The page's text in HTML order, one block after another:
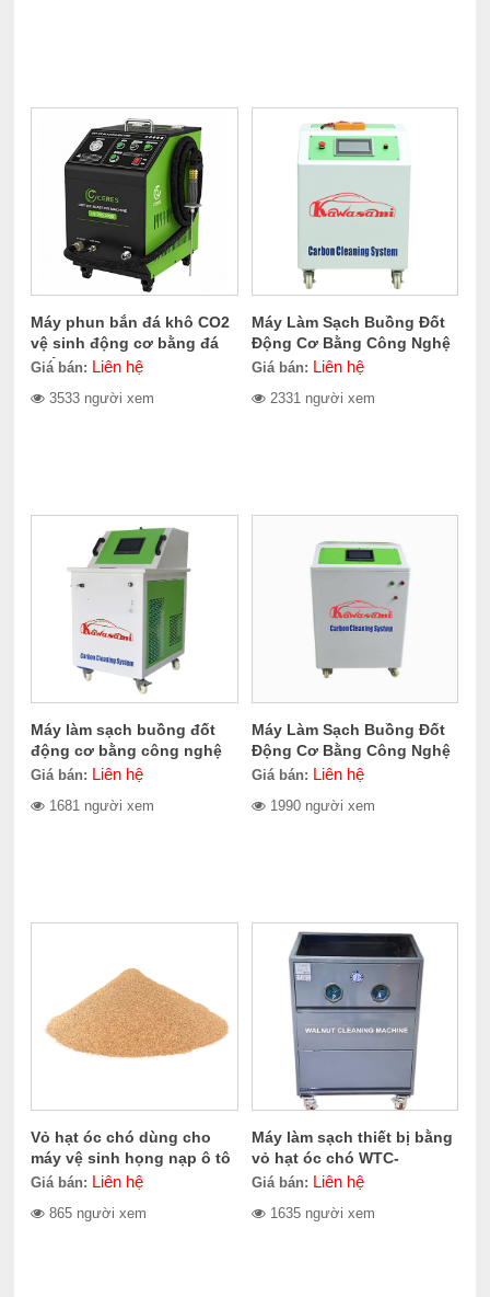
Máy phun bắn đá khô CO2
vệ sinh động cơ bằng đá
khô CERES CER-705.2000
Giá bán: Liên hệ
3533 người xem
Máy Làm Sạch Buồng Đốt
Động Cơ Bằng Công Nghệ
Oxyhydrogen Kawasami
Giá bán: Liên hệ
2331 người xem
Máy làm sạch buồng đốt
động cơ bằng công nghệ
Oxyhydrogen Kcs1500
Giá bán: Liên hệ
1681 người xem
Máy Làm Sạch Buồng Đốt
Động Cơ Bằng Công Nghệ
Oxyhydrogen Kawasami
Giá bán: Liên hệ
1990 người xem
Vỏ hạt óc chó dùng cho
máy vệ sinh họng nạp ô tô
CERES CE-100.1011
Giá bán: Liên hệ
865 người xem
Máy làm sạch thiết bị bằng
vỏ hạt óc chó WTC-
100.1010
Giá bán: Liên hệ
1635 người xem